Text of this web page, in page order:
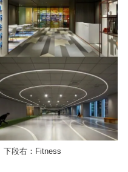
下段右：Fitness